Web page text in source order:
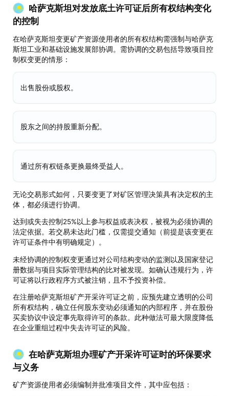
哈萨克斯坦对发放底土许可证后所有权结构变化
的控制
在哈萨克斯坦变更矿产资源使用者的所有权结构需强制与哈萨克
斯坦工业和基础设施发展部协调。需协调的交易包括导致项目控
制权变更的情形：
出售股份或股权。
股东之间的持股重新分配。
通过所有权链条更换最终受益人。
无论交易形式如何，只要变更了对矿区管理决策具有决定权的主
体，都必须进行协调。
达到或失去控制25%以上参与权益或表决权，被视为必须协调的
法定依据。若交易未达此门槛，仅需提交通知（前提是该变更在
许可证条件中有明确规定）。
未经协调的控制权变更通过对公司结构变动的监测以及国家登记
册数据与项目实际管理结构的比对被发现。如确认违规行为，许
可证将以行政程序方式被注销，且不予投资补偿。
在注册哈萨克斯坦矿产开采许可证之前，应预先建立透明的公司
所有权结构，确立任何股东变动必须通知的内部程序，并在股份
买卖协议中设定事先取得许可的条款。此种做法可最大限度降低
在企业重组过程中失去许可证的风险。
在哈萨克斯坦办理矿产开采许可证时的环保要求
与义务
矿产资源使用者必须编制并批准项目文件，其中应包括：